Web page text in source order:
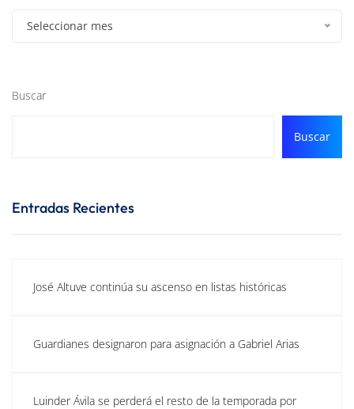
Seleccionar mes
Buscar
Buscar
Entradas Recientes
José Altuve continúa su ascenso en listas históricas
Guardianes designaron para asignación a Gabriel Arias
Luinder Ávila se perderá el resto de la temporada por